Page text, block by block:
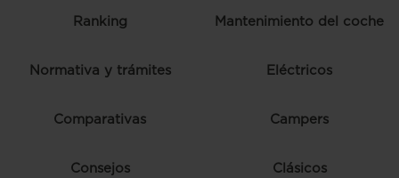
Ranking Mantenimiento del coche
Normativa y trámites Eléctricos
Comparativas Campers
Consejos Clásicos